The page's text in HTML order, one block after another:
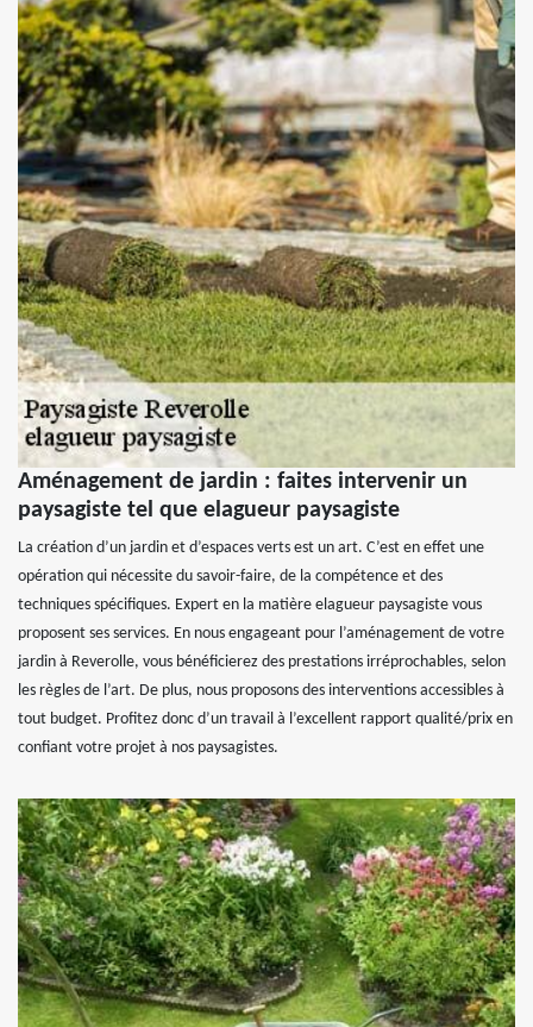
Aménagement de jardin : faites intervenir un
paysagiste tel que elagueur paysagiste
La création d’un jardin et d’espaces verts est un art. C’est en effet une
opération qui nécessite du savoir-faire, de la compétence et des
techniques spécifiques. Expert en la matière elagueur paysagiste vous
proposent ses services. En nous engageant pour l’aménagement de votre
jardin à Reverolle, vous bénéficierez des prestations irréprochables, selon
les règles de l’art. De plus, nous proposons des interventions accessibles à
tout budget. Profitez donc d’un travail à l’excellent rapport qualité/prix en
confiant votre projet à nos paysagistes.